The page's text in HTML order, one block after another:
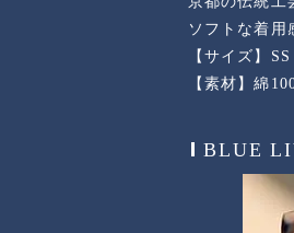
ソフトな着用
【サイズ】
【素材】綿
BLUE